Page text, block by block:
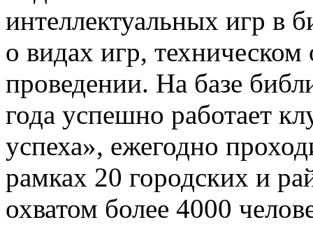
интеллектуальных игр в
о видах игр,
проведении. На базе
года успешно работает
успеха», ежегодно
рамках 20 городских и
охватом более 4000